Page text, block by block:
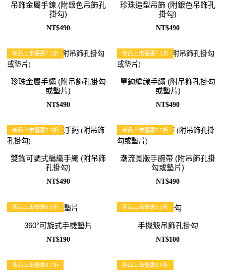
吊飾金屬手鍊 (附銀色吊飾孔
掛勾)
NT$490
珍珠造型吊飾 (附銀色吊飾孔
掛勾)
NT$490
新品上市優惠7.5折
珍珠金屬手繩 (附吊飾孔掛勾
或墊片)
NT$490
新品上市優惠7.5折
單鉤編織手繩 (附吊飾孔掛勾
或墊片)
NT$490
新品上市優惠7.5折
雙鉤可調式編織手繩 (附吊飾
孔掛勾)
NT$490
新品上市優惠7.5折
潮流寬版手腕帶 (附吊飾孔掛
勾或墊片)
NT$490
新品上市優惠6.6折
360°可旋式手機墊片
NT$190
新品上市優惠5.9折
手機殼吊飾孔掛勾
NT$100
新品上市優惠8.7折 新品上市優惠8.6折